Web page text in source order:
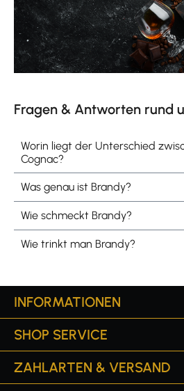
Fragen & Antworten rund
Worin liegt der Unterschied
Cognac?
Was genau ist Brandy?
Wie schmeckt Brandy?
Wie trinkt man Brandy?
INFORMATIONEN
SHOP SERVICE
ZAHLARTEN & VERSAND